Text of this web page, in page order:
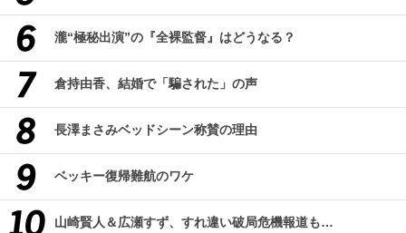
瀧“極秘出演”の『全裸監督』はどうなる？
倉持由香、結婚で「騙された」の声
長澤まさみベッドシーン称賛の理由
ベッキー復帰難航のワケ
山崎賢人＆広瀬すず、すれ違い破局危機報道も…